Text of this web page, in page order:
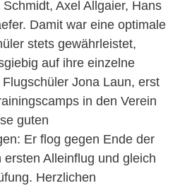
Axel Allgaier, Hans
Damit war eine optimale
stets gewährleistet,
auf ihre einzelne
Jona Laun, erst
in den Verein
guten
Er flog gegen Ende der
Alleinflug und gleich
Herzlichen